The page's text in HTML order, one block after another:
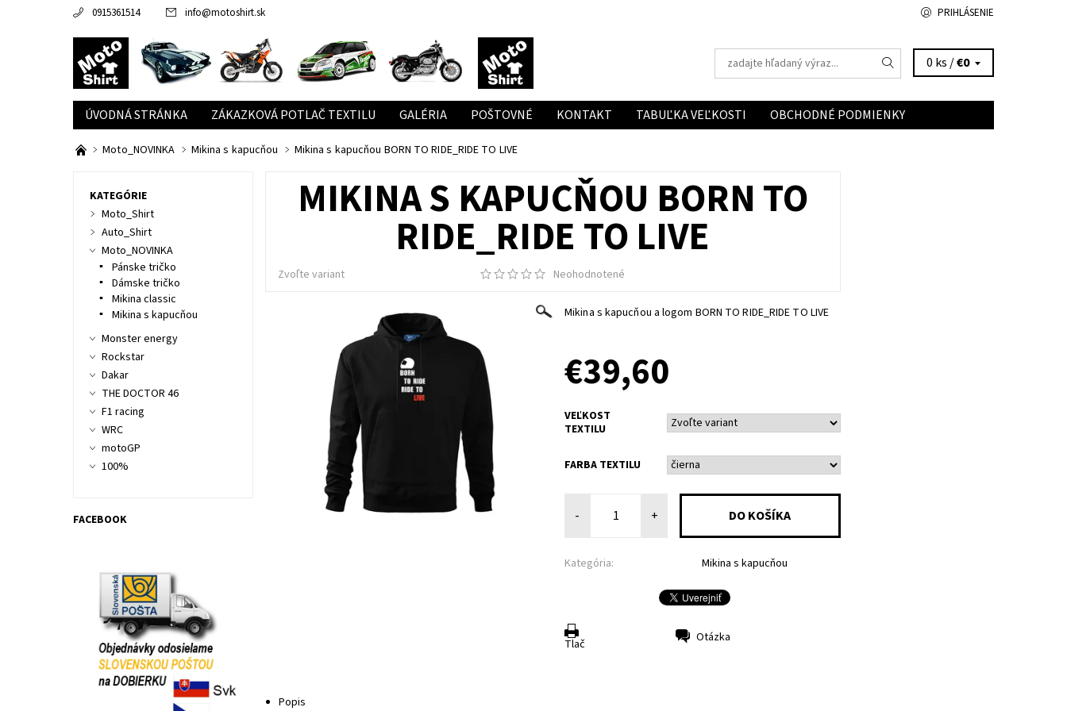
0915361514 info@motoshirt.sk PRIHLÁSENIE
0 ks /€0
ÚVODNÁ STRÁNKA ZÁKAZKOVÁ POTLAČ TEXTILU GALÉRIA POŠTOVNÉ KONTAKT TABUĽKA VEĽKOSTI OBCHODNÉ PODMIENKY
Moto_NOVINKA Mikina s kapucňou Mikina s kapucňou BORN TO RIDE_RIDE TO LIVE
MIKINA S KAPUCŇOU BORN TO
RIDE_RIDE TO LIVE
Zvoľte variant Neohodnotené
Mikina s kapucňou a logom BORN TO RIDE_RIDE TO LIVE
€39,60
VEĽKOST
TEXTILU
FARBA TEXTILU
- +
Kategória: Mikina s kapucňou
Tlač Otázka
Popis
KATEGÓRIE
Moto_Shirt
Auto_Shirt
Moto_NOVINKA
Pánske tričko
Dámske tričko
Mikina classic
Mikina s kapucňou
Monster energy
Rockstar
Dakar
THE DOCTOR 46
F1 racing
WRC
motoGP
100%
FACEBOOK